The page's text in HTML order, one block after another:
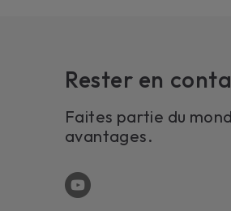
Rester en
Faites partie du
avantages.